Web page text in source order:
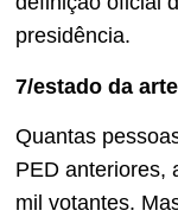
presidência.
7/estado da
Quantas
PED anteriores,
mil votantes.